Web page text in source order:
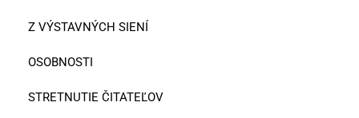
Z VÝSTAVNÝCH SIENÍ
OSOBNOSTI
STRETNUTIE ČITATEĽOV